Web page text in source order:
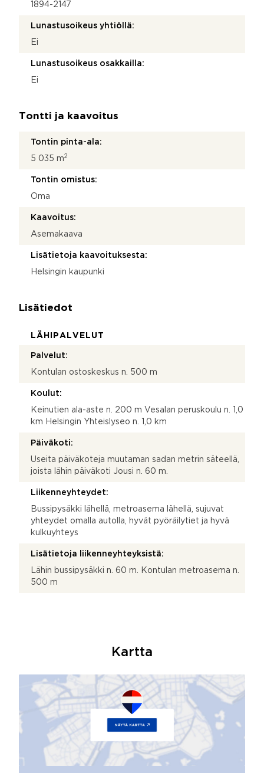
1894-2147
Lunastusoikeus yhtiöllä:
Ei
Lunastusoikeus osakkailla:
Ei
Tontti ja kaavoitus
Tontin pinta-ala:
5 035 m2
Tontin omistus:
Oma
Kaavoitus:
Asemakaava
Lisätietoja kaavoituksesta:
Helsingin kaupunki
Lisätiedot
LÄHIPALVELUT
Palvelut:
Kontulan ostoskeskus n. 500 m
Koulut:
Keinutien ala-aste n. 200 m Vesalan peruskoulu n. 1,0
km Helsingin Yhteislyseo n. 1,0 km
Päiväkoti:
Useita päiväkoteja muutaman sadan metrin säteellä,
joista lähin päiväkoti Jousi n. 60 m.
Liikenneyhteydet:
Bussipysäkki lähellä, metroasema lähellä, sujuvat
yhteydet omalla autolla, hyvät pyöräilytiet ja hyvä
kulkuyhteys
Lisätietoja liikenneyhteyksistä:
Lähin bussipysäkki n. 60 m. Kontulan metroasema n.
500 m
Kartta